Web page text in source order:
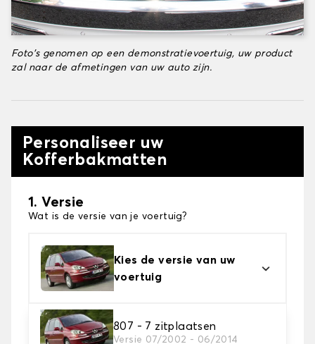
Foto's genomen op een demonstratievoertuig, uw product
zal naar de afmetingen van uw auto zijn.
Personaliseer uw
Kofferbakmatten
1. Versie
Wat is de versie van je voertuig?
Kies de versie van uw
voertuig
807 - 7 zitplaatsen
Versie 07/2002 - 06/2014
2. Materiaal